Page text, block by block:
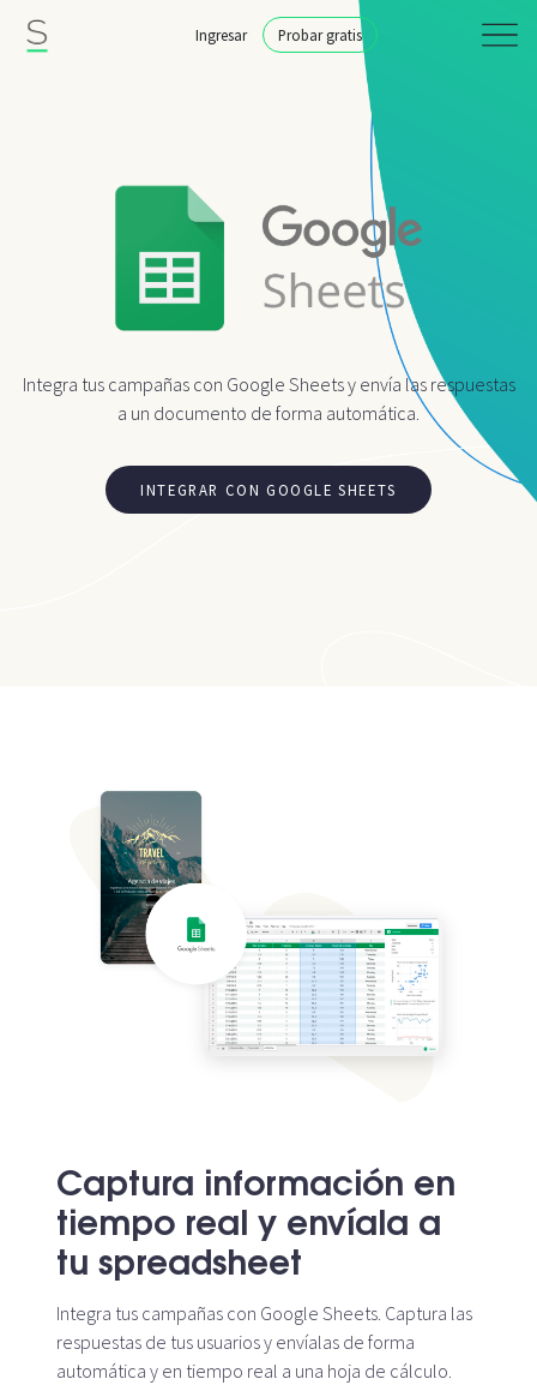
Ingresar Probar gratis
Integra tus campañas con Google Sheets y envía las respuestas
a un documento de forma automática.
INTEGRAR CON GOOGLE SHEETS
Captura información en
tiempo real y envíala a
tu spreadsheet
Integra tus campañas con Google Sheets. Captura las
respuestas de tus usuarios y envíalas de forma
automática y en tiempo real a una hoja de cálculo.